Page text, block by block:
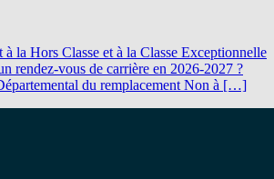
à la Hors Classe et à la Classe Exceptionnelle
rendez-vous de carrière en 2026-2027 ?
du remplacement Non à […]